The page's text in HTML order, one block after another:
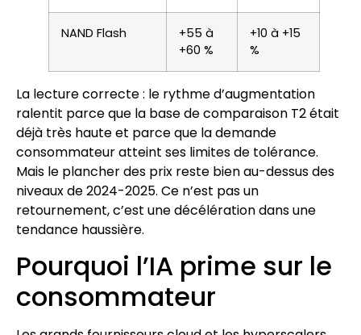
NAND Flash
+55 à
+60 %
+10 à +15
%
La lecture correcte : le rythme d’augmentation
ralentit parce que la base de comparaison T2 était
déjà très haute et parce que la demande
consommateur atteint ses limites de tolérance.
Mais le plancher des prix reste bien au-dessus des
niveaux de 2024-2025. Ce n’est pas un
retournement, c’est une décélération dans une
tendance haussière.
Pourquoi l’IA prime sur le
consommateur